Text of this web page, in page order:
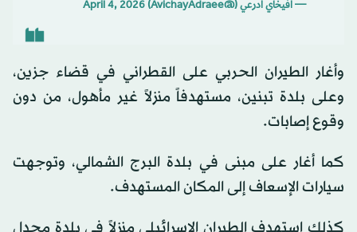
— افيخاي ادرعي (@AvichayAdraee) April 4, 2026
وأغار الطيران الحربي على القطراني في قضاء جزين،
وعلى بلدة تبنين، مستهدفاً منزلاً غير مأهول، من دون
وقوع إصابات.
كما أغار على مبنى في بلدة البرج الشمالي، وتوجهت
سيارات الإسعاف إلى المكان المستهدف.
كذلك استهدف الطيران الإسرائيلي منزلاً في بلدة مجدل